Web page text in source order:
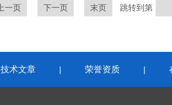
上一页 下一页 末页 跳转到第
技术文章 | 荣誉资质 |